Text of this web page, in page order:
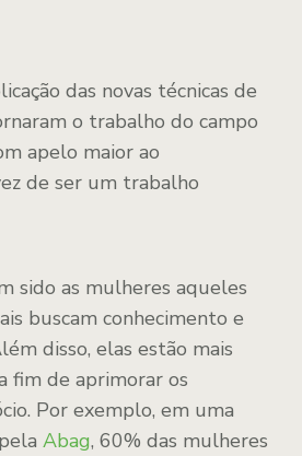
das novas técnicas de
o trabalho do campo
apelo maior ao
de ser um trabalho
sido as mulheres aqueles
buscam conhecimento e
disso, elas estão mais
fim de aprimorar os
Por exemplo, em uma
Abag, 60% das mulheres